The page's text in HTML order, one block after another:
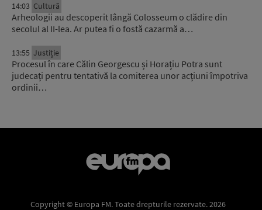
14:03 Cultură
Arheologii au descoperit lângă Colosseum o clădire din
secolul al II-lea. Ar putea fi o fostă cazarmă a…
13:55 Justiție
Procesul în care Călin Georgescu și Horațiu Potra sunt
judecați pentru tentativă la comiterea unor acțiuni împotriva
ordinii…
Copyright © Europa FM. Toate drepturile rezervate. 2026